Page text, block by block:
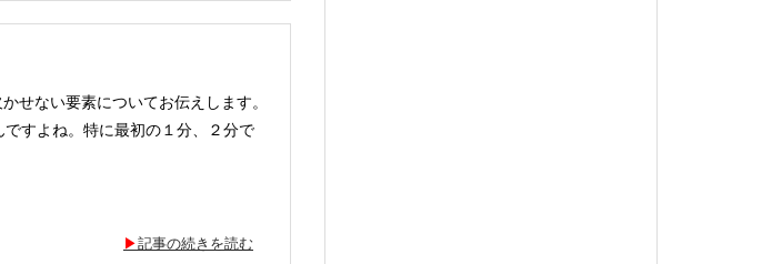
せない要素についてお伝えします。
すよね。特に最初の１分、２分で
記事の続きを読む